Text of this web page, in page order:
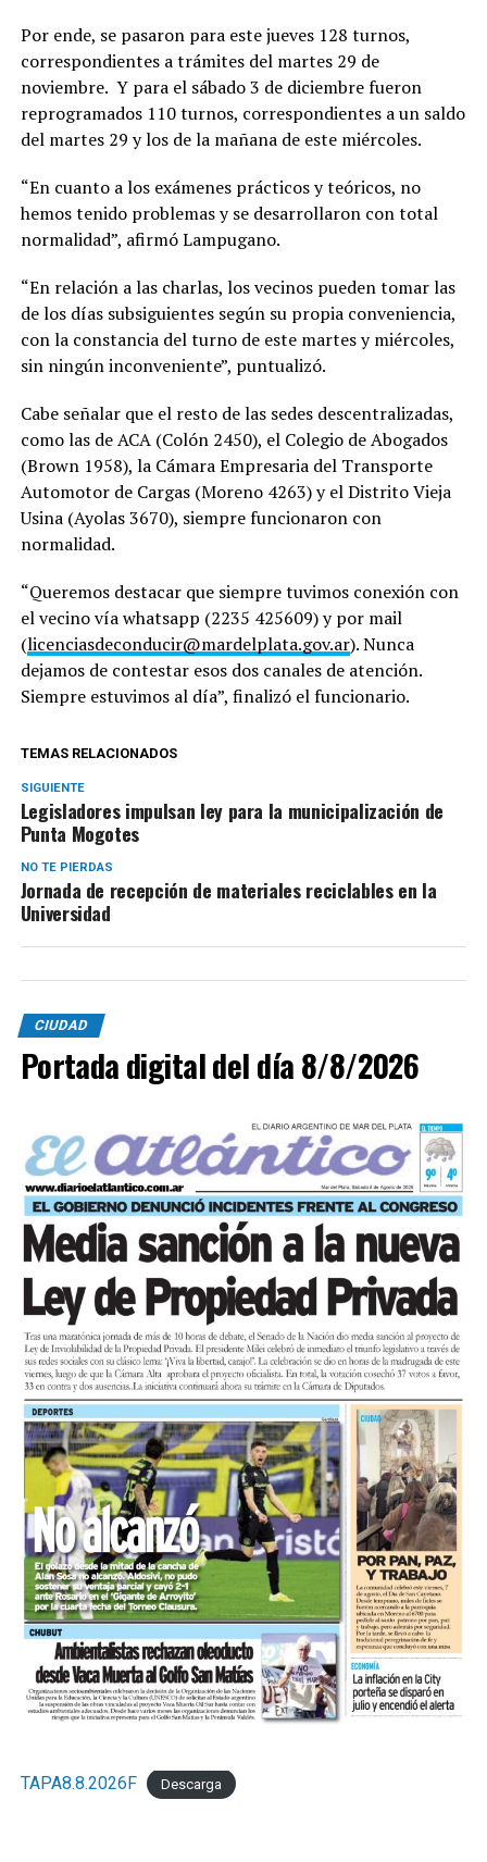
Por ende, se pasaron para este jueves 128 turnos,
correspondientes a trámites del martes 29 de
noviembre. Y para el sábado 3 de diciembre fueron
reprogramados 110 turnos, correspondientes a un saldo
del martes 29 y los de la mañana de este miércoles.
“En cuanto a los exámenes prácticos y teóricos, no
hemos tenido problemas y se desarrollaron con total
normalidad”, afirmó Lampugano.
“En relación a las charlas, los vecinos pueden tomar las
de los días subsiguientes según su propia conveniencia,
con la constancia del turno de este martes y miércoles,
sin ningún inconveniente”, puntualizó.
Cabe señalar que el resto de las sedes descentralizadas,
como las de ACA (Colón 2450), el Colegio de Abogados
(Brown 1958), la Cámara Empresaria del Transporte
Automotor de Cargas (Moreno 4263) y el Distrito Vieja
Usina (Ayolas 3670), siempre funcionaron con
normalidad.
“Queremos destacar que siempre tuvimos conexión con
el vecino vía whatsapp (2235 425609) y por mail
(licenciasdeconducir@mardelplata.gov.ar). Nunca
dejamos de contestar esos dos canales de atención.
Siempre estuvimos al día”, finalizó el funcionario.
TEMAS RELACIONADOS
SIGUIENTE
Legisladores impulsan ley para la municipalización de
Punta Mogotes
NO TE PIERDAS
Jornada de recepción de materiales reciclables en la
Universidad
CIUDAD
Portada digital del día 8/8/2026
TAPA8.8.2026F Descarga